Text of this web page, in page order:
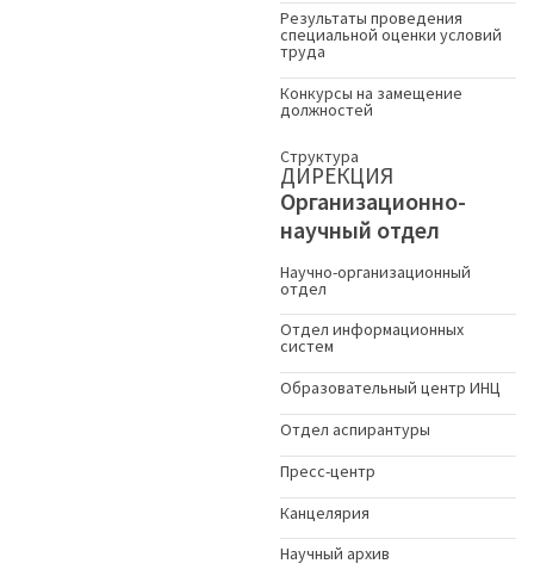
Результаты проведения
специальной оценки условий
труда
Конкурсы на замещение
должностей
Структура
ДИРЕКЦИЯ
Организационно-
научный отдел
Научно-организационный
отдел
Отдел информационных
систем
Образовательный центр ИНЦ
Отдел аспирантуры
Пресс-центр
Канцелярия
Научный архив